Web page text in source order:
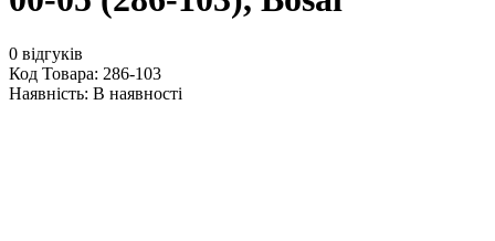
0 відгуків
Код Товара: 286-103
Наявність: В наявності